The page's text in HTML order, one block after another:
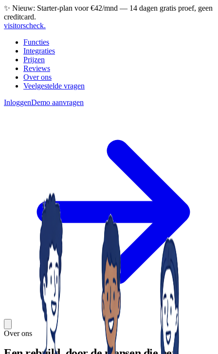
✨ Nieuw: Starter-plan voor €42/mnd — 14 dagen gratis proef, geen
creditcard.
visitorscheck.
Functies
Integraties
Prijzen
Reviews
Over ons
Veelgestelde vragen
InloggenDemo aanvragen
Over ons